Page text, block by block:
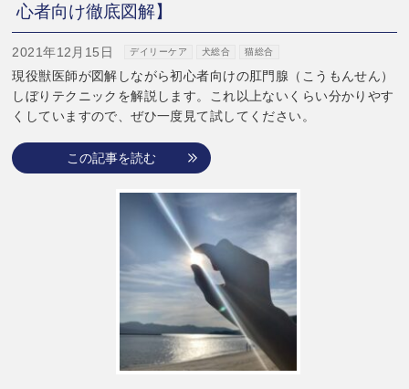
心者向け徹底図解】
2021年12月15日 デイリーケア 犬総合 猫総合
現役獣医師が図解しながら初心者向けの肛門腺（こうもんせん）
しぼりテクニックを解説します。これ以上ないくらい分かりやす
くしていますので、ぜひ一度見て試してください。
この記事を読む